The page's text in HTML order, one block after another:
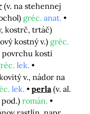
(v. na stehennej
gréc. anat.
kostrč, trtáč)
kostný v.) gréc.
povrchu kosti
lek.
v., nádor na
lek. perla (v. al.
román.